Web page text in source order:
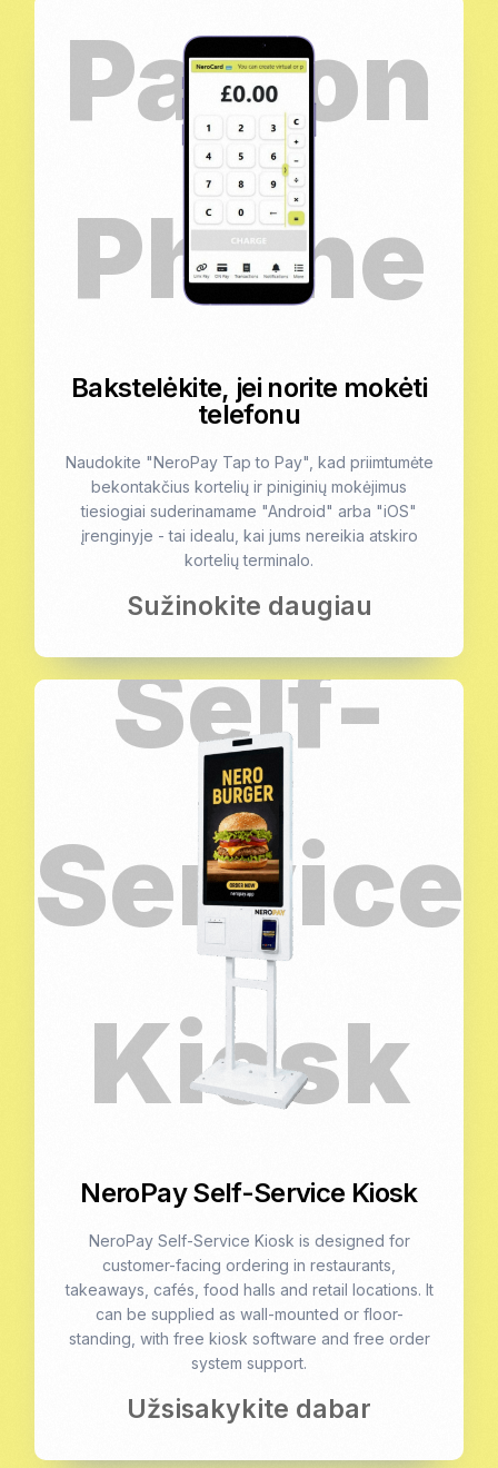
Bakstelėkite, jei norite mokėti
telefonu
Naudokite "NeroPay Tap to Pay", kad priimtumėte
bekontakčius kortelių ir piniginių mokėjimus
tiesiogiai suderinamame "Android" arba "iOS"
įrenginyje - tai idealu, kai jums nereikia atskiro
kortelių terminalo.
Sužinokite daugiau
NeroPay Self-Service Kiosk
NeroPay Self-Service Kiosk is designed for
customer-facing ordering in restaurants,
takeaways, cafés, food halls and retail locations. It
can be supplied as wall-mounted or floor-
standing, with free kiosk software and free order
system support.
Užsisakykite dabar